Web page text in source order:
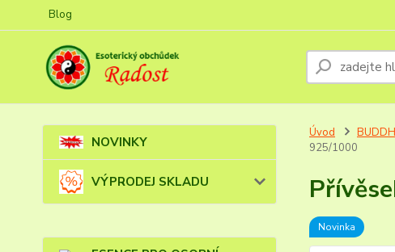
Blog
NOVINKY
VÝPRODEJ SKLADU
Úvod
925/1000
Novinka